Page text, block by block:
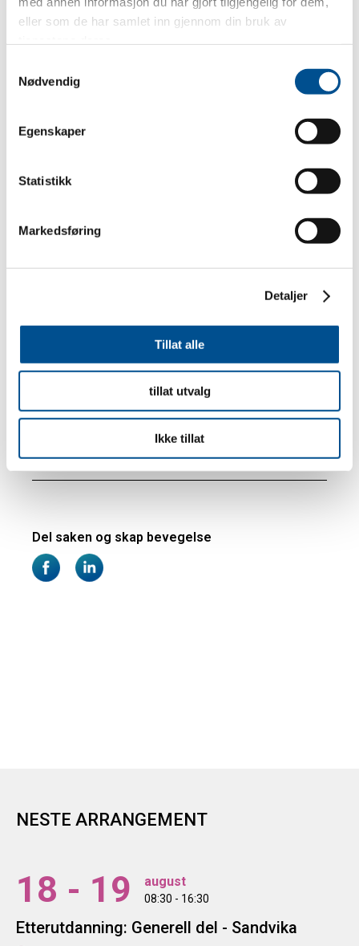
eller som de har samlet inn gjennom din bruk av
Nødvendig
Egenskaper
Statistikk
Markedsføring
Detaljer
Tillat alle
tillat utvalg
Ikke tillat
NESTE ARRANGEMENT
18 - 19 august
08:30 - 16:30
Etterutdanning: Generell del - Sandvika